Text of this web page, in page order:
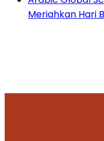
Meriahkan Hari